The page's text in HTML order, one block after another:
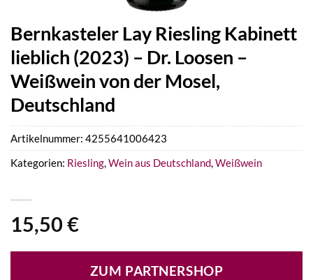
Bernkasteler Lay Riesling Kabinett
lieblich (2023) – Dr. Loosen –
Weißwein von der Mosel,
Deutschland
15,50 €
ZUM PARTNERSHOP
Artikelnummer: 4255641006423
Kategorien: Riesling,Wein aus Deutschland,Weißwein